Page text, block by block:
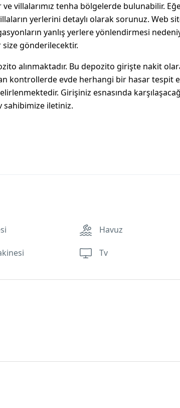
villalarımız tenha bölgelerde bulunabilir.
yerlerini detaylı olarak sorunuz. Web
yanlış yerlere yönlendirmesi
size gönderilecektir.
alınmaktadır. Bu depozito girişte nakit
kontrollerde evde herhangi bir hasar tespit
Girişiniz esnasında
sahibimize iletiniz.
Havuz
Tv